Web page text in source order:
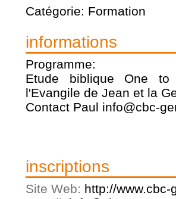
Catégorie: Formation
informations
Programme:
Etude biblique One
l'Evangile de Jean et la
Contact Paul info@cbc-
inscriptions
Site Web: http://www.cbc-